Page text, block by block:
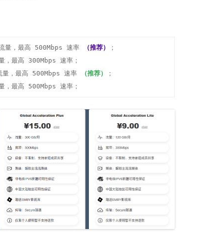
，最高 500Mbps 速率 （推荐）
；
最高 300Mbps 速率；
，最高 500Mbps 速率
（推荐）
；
最高 500Mbps 速率；